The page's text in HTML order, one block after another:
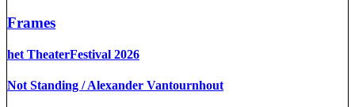
Frames
het TheaterFestival 2026
Not Standing / Alexander Vantournhout